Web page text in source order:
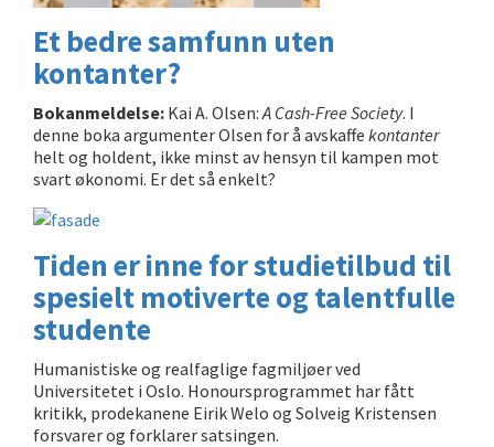
Et bedre samfunn uten
kontanter?
Bokanmeldelse: Kai A. Olsen:A Cash-Free Society. I
denne boka argumenter Olsen for å avskaffe kontanter
helt og holdent, ikke minst av hensyn til kampen mot
svart økonomi. Er det så enkelt?
Tiden er inne for studietilbud til
spesielt motiverte og talentfulle
studente
Humanistiske og realfaglige fagmiljøer ved
Universitetet i Oslo. Honoursprogrammet har fått
kritikk, prodekanene Eirik Welo og Solveig Kristensen
forsvarer og forklarer satsingen.